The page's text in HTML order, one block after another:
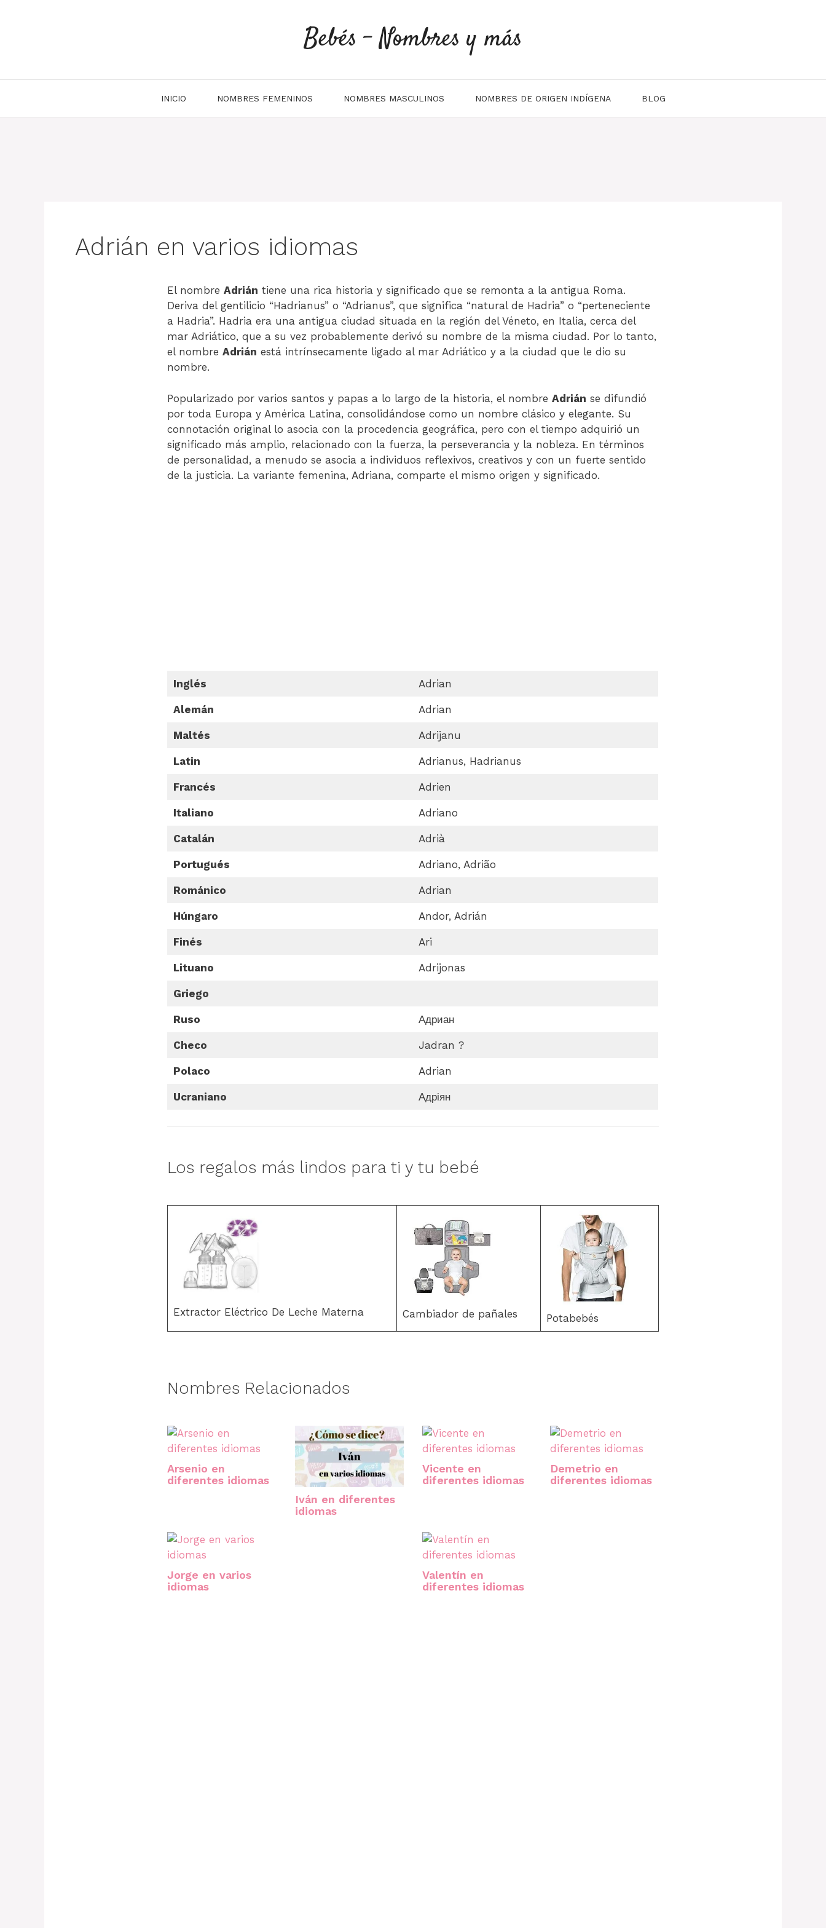
Bebés - Nombres y más
INICIO NOMBRES FEMENINOS NOMBRES MASCULINOS NOMBRES DE ORIGEN INDÍGENA BLOG
Adrián en varios idiomas
El nombre Adrián tiene una rica historia y significado que se remonta a la antigua Roma.
Deriva del gentilicio “Hadrianus” o “Adrianus”, que significa “natural de Hadria” o “perteneciente
a Hadria”. Hadria era una antigua ciudad situada en la región del Véneto, en Italia, cerca del
mar Adriático, que a su vez probablemente derivó su nombre de la misma ciudad. Por lo tanto,
el nombre Adrián está intrínsecamente ligado al mar Adriático y a la ciudad que le dio su
nombre.
Popularizado por varios santos y papas a lo largo de la historia, el nombre Adrián se difundió
por toda Europa y América Latina, consolidándose como un nombre clásico y elegante. Su
connotación original lo asocia con la procedencia geográfica, pero con el tiempo adquirió un
significado más amplio, relacionado con la fuerza, la perseverancia y la nobleza. En términos
de personalidad, a menudo se asocia a individuos reflexivos, creativos y con un fuerte sentido
de la justicia. La variante femenina, Adriana, comparte el mismo origen y significado.
Inglés Adrian
Alemán Adrian
Maltés Adrijanu
Latin Adrianus, Hadrianus
Francés Adrien
Italiano Adriano
Catalán Adrià
Portugués Adriano, Adrião
Románico Adrian
Húngaro Andor, Adrián
Finés Ari
Lituano Adrijonas
Griego
Ruso Адриан
Checo Jadran ?
Polaco Adrian
Ucraniano Адріян
Los regalos más lindos para ti y tu bebé
Extractor Eléctrico De Leche Materna Cambiador de pañales Potabebés
Nombres Relacionados
Arsenio en
diferentes idiomas
Iván en diferentes
idiomas
Vicente en
diferentes idiomas
Demetrio en
diferentes idiomas
Jorge en varios
idiomas
Valentín en
diferentes idiomas